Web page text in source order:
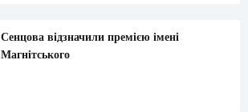
Сенцова відзначили премією імені
Магнітського